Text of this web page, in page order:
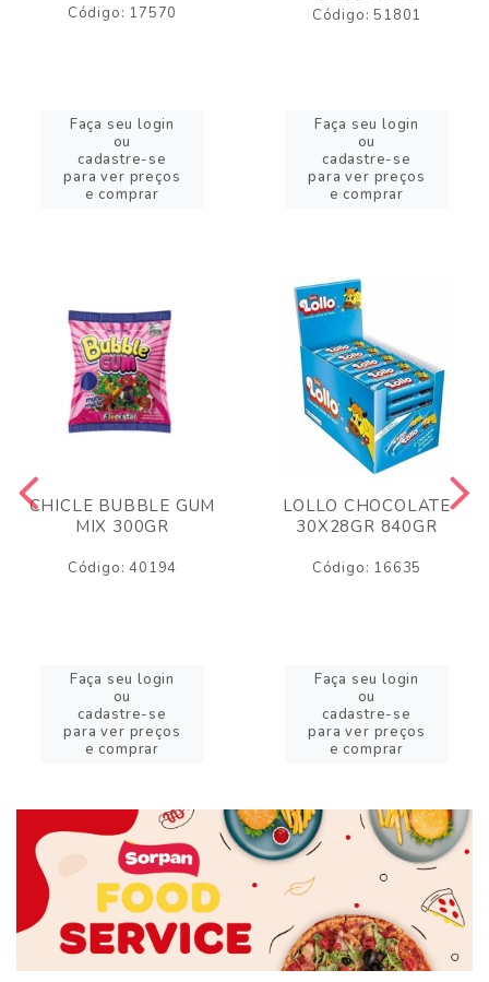
Código: 17570
Faça seu login
ou
cadastre-se
para ver preços
e comprar
Código: 51801
Faça seu login
ou
cadastre-se
para ver preços
e comprar
CHICLE BUBBLE GUM
MIX 300GR
Código: 40194
Faça seu login
ou
cadastre-se
para ver preços
e comprar
LOLLO CHOCOLATE
30X28GR 840GR
Código: 16635
Faça seu login
ou
cadastre-se
para ver preços
e comprar